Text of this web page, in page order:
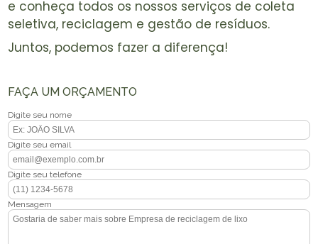
e conheça todos os nossos serviços de coleta
seletiva, reciclagem e gestão de resíduos.
Juntos, podemos fazer a diferença!
FAÇA UM ORÇAMENTO
Digite seu nome
Digite seu email
Digite seu telefone
Mensagem